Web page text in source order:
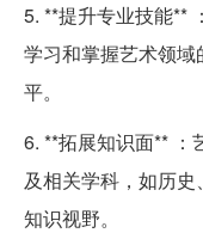
5. **提升专业技能**
学习和掌握艺术领
平。
6. **拓展知识面** ：
及相关学科，如历
知识视野。